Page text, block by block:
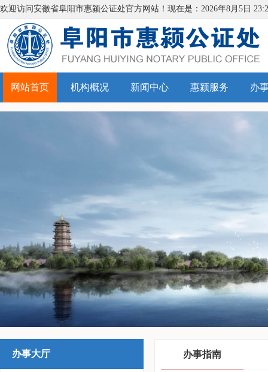
欢迎访问安徽省阜阳市惠颍公证处官方网站！现在是： 2026年8月 5日
网站首页 机构概况 新闻中心 惠颍服务 办
办事大厅 办事指南